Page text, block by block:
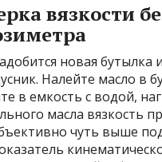
вязкости
новая бутылка
Налейте масло в
в емкость с водой,
масла вязкость
чуть выше